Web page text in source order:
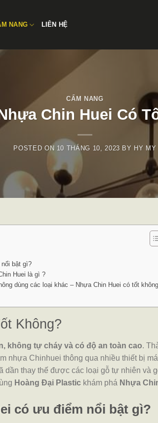
NANG LIÊN HỆ
CẨM NANG
Chin Huei Có
POSTED ON 10 THÁNG 10, 2023 BY HY MY
bật gì?
Huei là gì ?
dùng các loại khác – Nhựa Chin Huei có tốt
Không?
không tự cháy và có độ an toàn cao.
nhựa Chinhuei thông qua nhiều thiết bị
dần thay thế được các loại gỗ tự nhiên và
Hoàng Đại Plastic khám phá Nhựa
có ưu điểm nổi bật gì?